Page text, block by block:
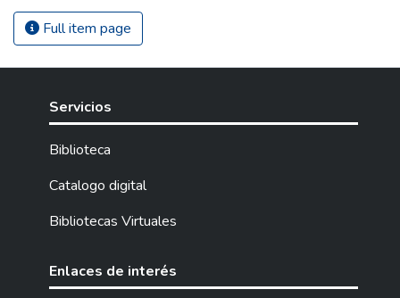
Full item page
Servicios
Biblioteca
Catalogo digital
Bibliotecas Virtuales
Enlaces de interés